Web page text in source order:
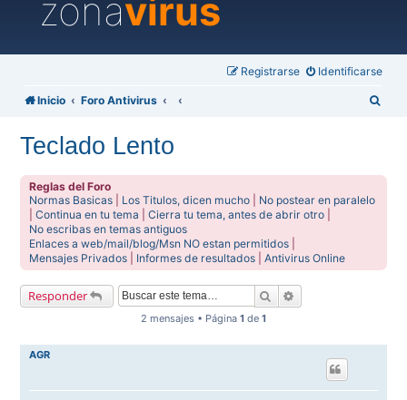
zonavirus
Identificarse
Registrarse
Inicio Foro Antivirus
Teclado Lento
Reglas del Foro
Normas Basicas
Los Titulos, dicen mucho
No postear en paralelo
|Continua en tu tema |Cierra tu tema, antes de abrir otro
No escribas en temas antiguos
Enlaces a web/mail/blog/Msn NO estan permitidos
Mensajes Privados
Informes de resultados |Antivirus Online
Responder Buscar
2 mensajes • Página 1 de 1
AGR